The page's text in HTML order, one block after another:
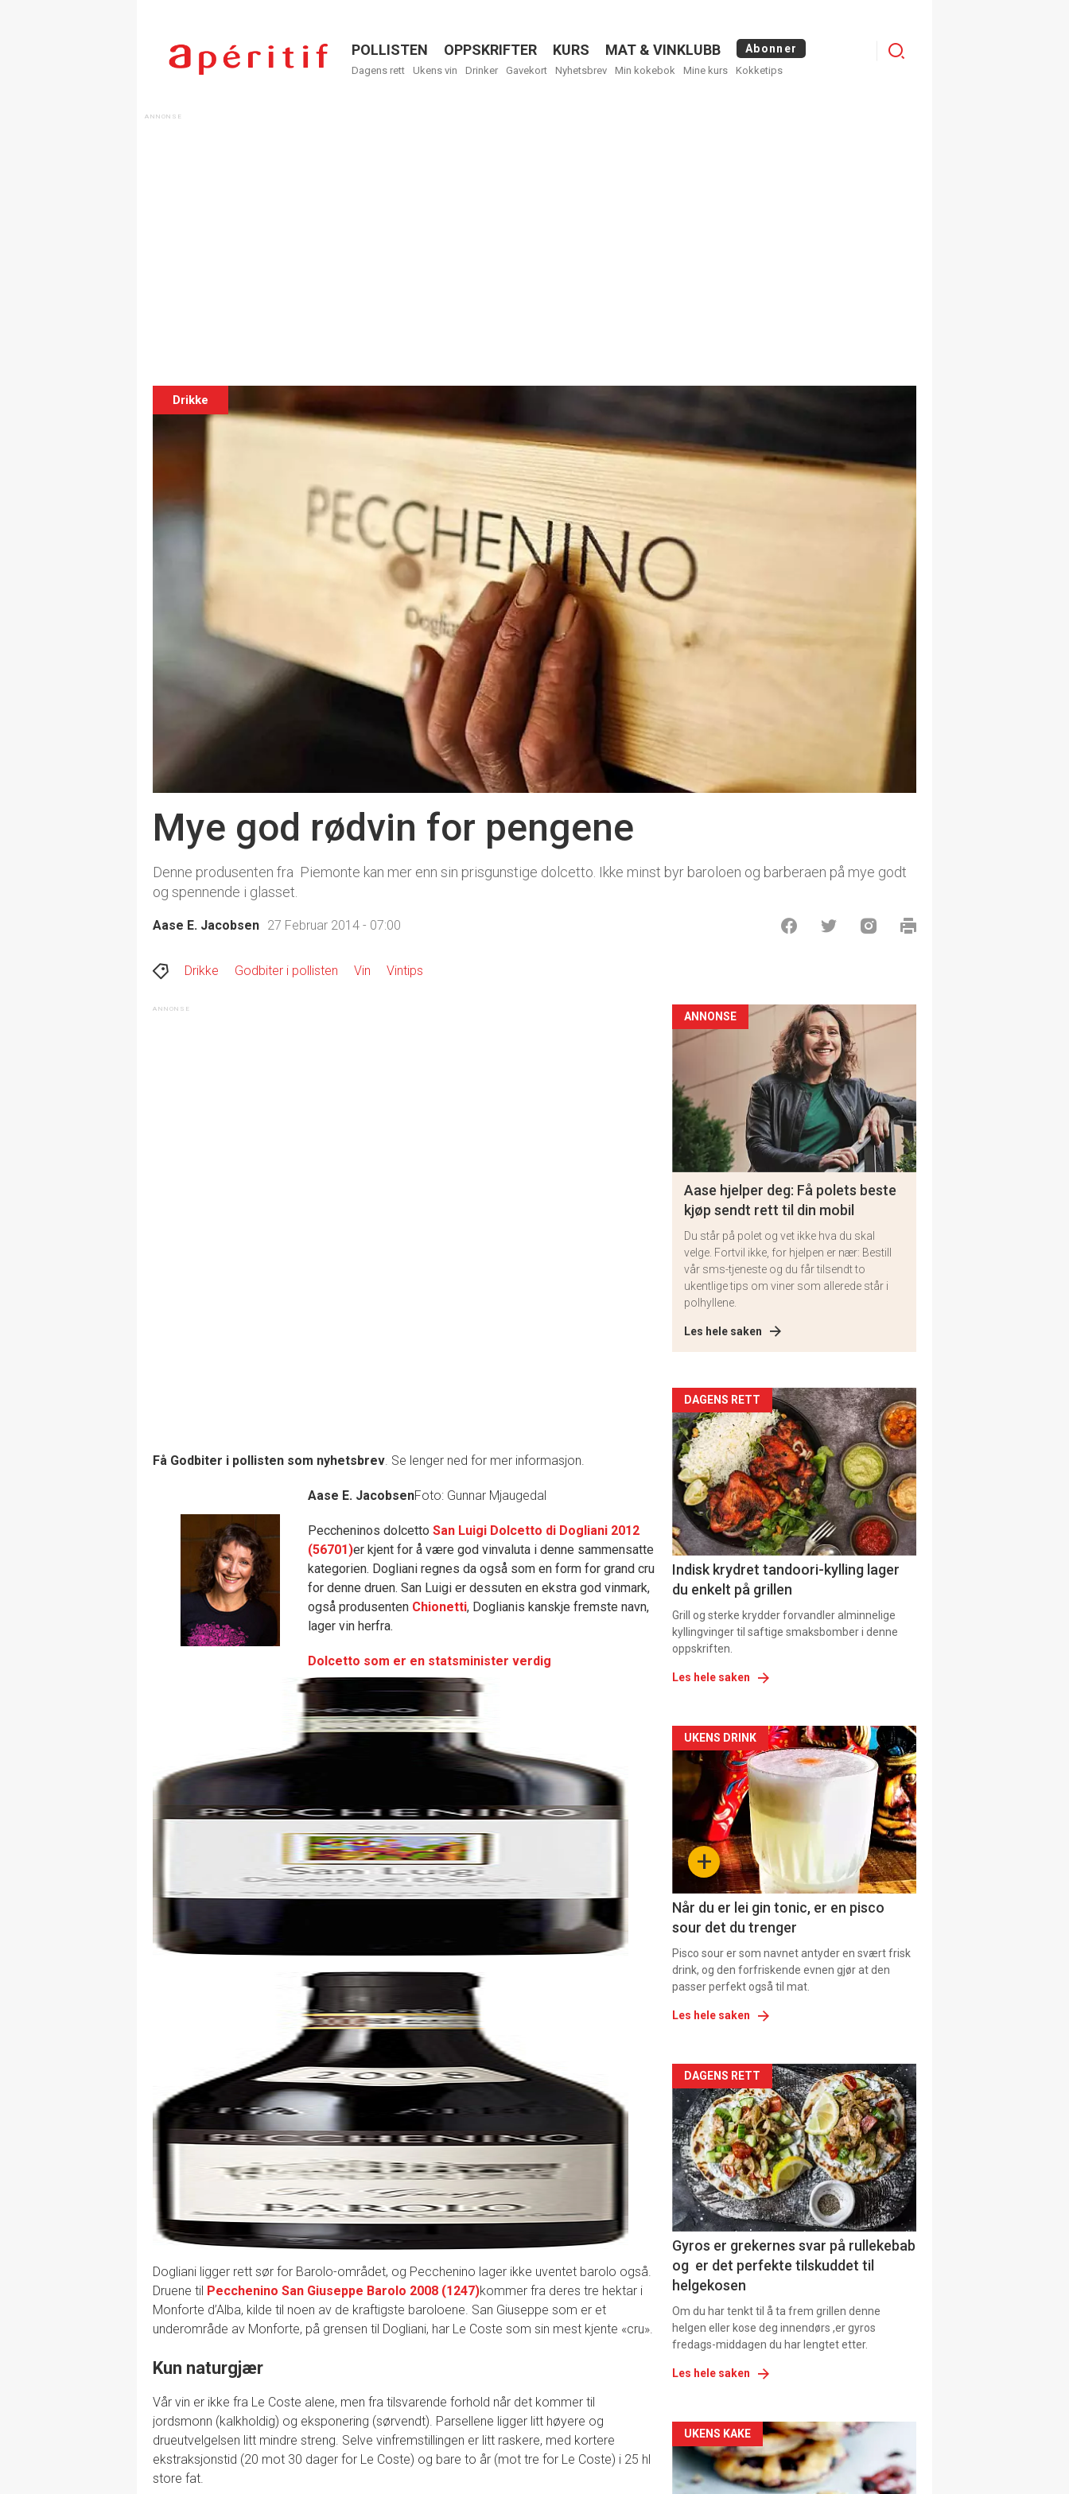
Menu
POLLISTEN OPPSKRIFTER KURS MAT & VINKLUBB Abonner
Dagens rett Ukens vin Drinker Gavekort Nyhetsbrev Min kokebok Mine kurs Kokketips
Logg
Drikke
Mye god rødvin for pengene
Denne produsenten fra Piemonte kan mer enn sin prisgunstige dolcetto. Ikke minst byr baroloen og barberaen på mye godt
og spennende i glasset.
Aase E. Jacobsen 27 Februar 2014 - 07:00
Drikke Godbiter i pollisten Vin Vintips
Få Godbiter i pollisten som nyhetsbrev. Se lenger ned for mer informasjon.
Aase E. JacobsenFoto: Gunnar Mjaugedal
Peccheninos dolcettoSan Luigi Dolcetto di Dogliani 2012
(56701)er kjent for å være god vinvaluta i denne sammensatte
kategorien. Dogliani regnes da også som en form for grand cru
for denne druen. San Luigi er dessuten en ekstra god vinmark,
også produsenten Chionetti, Doglianis kanskje fremste navn,
lager vin herfra.
Dolcetto som er en statsminister verdig
Dogliani ligger rett sør for Barolo-området, og Pecchenino lager ikke uventet barolo også.
Druene til Pecchenino San Giuseppe Barolo 2008 (1247)kommer fra deres tre hektar i
Monforte d’Alba, kilde til noen av de kraftigste baroloene. San Giuseppe som er et
underområde av Monforte, på grensen til Dogliani, har Le Coste som sin mest kjente «cru».
Kun naturgjær
Vår vin er ikke fra Le Coste alene, men fra tilsvarende forhold når det kommer til
jordsmonn (kalkholdig) og eksponering (sørvendt). Parsellene ligger litt høyere og
drueutvelgelsen litt mindre streng. Selve vinfremstillingen er litt raskere, med kortere
ekstraksjonstid (20 mot 30 dager for Le Coste) og bare to år (mot tre for Le Coste) i 25 hl
store fat.
ANNONSE
Aase hjelper deg: Få polets beste
kjøp sendt rett til din mobil
Du står på polet og vet ikke hva du skal
velge. Fortvil ikke, for hjelpen er nær: Bestill
vår sms-tjeneste og du får tilsendt to
ukentlige tips om viner som allerede står i
polhyllene.
Les hele saken
Artikler
detail
-
section
11
DAGENS RETT
Indisk krydret tandoori-kylling lager
du enkelt på grillen
Grill og sterke krydder forvandler alminnelige
kyllingvinger til saftige smaksbomber i denne
oppskriften.
Les hele saken
Artikler
detail
section
11
Dagens
rett
+
UKENS DRINK
Når du er lei gin tonic, er en pisco
sour det du trenger
Pisco sour er som navnet antyder en svært frisk
drink, og den forfriskende evnen gjør at den
passer perfekt også til mat.
Les hele saken
Artikler
detail
-
section
11
Dagens
rett
2
DAGENS RETT
Gyros er grekernes svar på rullekebab
og er det perfekte tilskuddet til
helgekosen
Om du har tenkt til å ta frem grillen denne
helgen eller kose deg innendørs ,er gyros
fredags-middagen du har lengtet etter.
Les hele saken
Artikler
detail
UKENS KAKE